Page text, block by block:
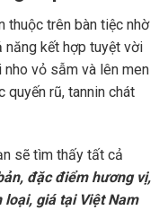
thuộc trên bàn tiệc nhờ
năng kết hợp tuyệt vời
vỏ sẫm và lên men
quyến rũ, tannin chát
sẽ tìm thấy tất cả
đặc điểm hương vị,
loại, giá tại Việt Nam